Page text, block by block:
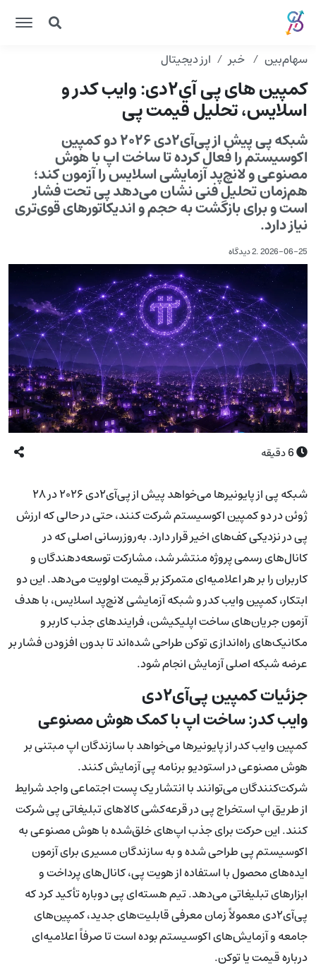
سهام‌بین خبر ارز دیجیتال
کمپین های پی آی۲دی: وایب کدر و
اسلایس، تحلیل قیمت پی
شبکه پی پیش از پی‌آی۲دی ۲۰۲۶ دو کمپین
اکوسیستم را فعال کرده تا ساخت اپ با هوش
مصنوعی و لانچ‌پد آزمایشی اسلایس را آزمون کند؛
هم‌زمان تحلیل فنی نشان می‌دهد پی تحت فشار
است و برای بازگشت به حجم و اندیکاتورهای قوی‌تری
نیاز دارد.
2026-06-25
.2 دیدگاه
6دقیقه
شبکه پی از پایونیرها می‌خواهد پیش از پی‌آی۲دی ۲۰۲۶ در ۲۸
ژوئن در دو کمپین اکوسیستم شرکت کنند، حتی در حالی که ارزش
پی در نزدیکی کف‌های اخیر قرار دارد. به‌روزرسانی اصلی که در
کانال‌های رسمی پروژه منتشر شد، مشارکت توسعه‌دهندگان و
کاربران را بر هر اعلامیه‌ای متمرکز بر قیمت اولویت می‌دهد. این دو
ابتکار، کمپین وایب کدر و شبکه آزمایشی لانچ‌پد اسلایس، با هدف
آزمون جریان‌های ساخت اپلیکیشن، فرایندهای جذب کاربر و
مکانیک‌های راه‌اندازی توکن طراحی شده‌اند تا بدون افزودن فشار بر
عرضه شبکه اصلی آزمایش انجام شود.
جزئیات کمپین پی‌آی۲دی
وایب کدر: ساخت اپ با کمک هوش مصنوعی
کمپین وایب کدر از پایونیرها می‌خواهد با سازندگان اپ مبتنی بر
هوش مصنوعی در استودیو برنامه پی آزمایش کنند.
شرکت‌کنندگان می‌توانند با انتشار یک پست اجتماعی واجد شرایط
از طریق اپ استخراج پی در قرعه‌کشی کالاهای تبلیغاتی پی شرکت
کنند. این حرکت برای جذب اپ‌های خلق‌شده با هوش مصنوعی به
اکوسیستم پی طراحی شده و به سازندگان مسیری برای آزمون
ایده‌های محصول با استفاده از هویت پی، کانال‌های پرداخت و
ابزارهای تبلیغاتی می‌دهد. تیم هسته‌ای پی دوباره تأکید کرد که
پی‌آی۲دی معمولاً زمان معرفی قابلیت‌های جدید، کمپین‌های
جامعه و آزمایش‌های اکوسیستم بوده است تا صرفاً اعلامیه‌ای
درباره قیمت یا توکن.